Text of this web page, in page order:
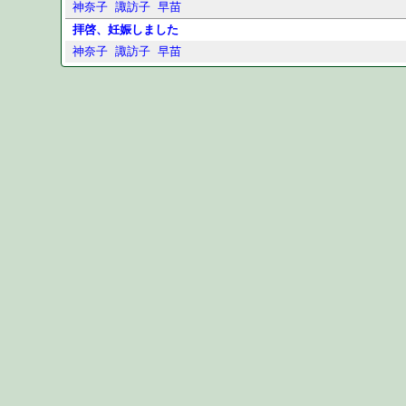
神奈子 諏訪子 早苗
拝啓、妊娠しました
神奈子 諏訪子 早苗